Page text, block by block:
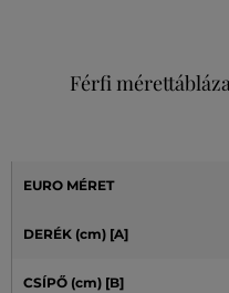
Férfi
EURO MÉRET
DERÉK (cm) [A]
CSÍPŐ (cm) [B]